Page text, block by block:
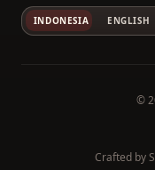
INDONESIA ENGLISH
©
Crafted by